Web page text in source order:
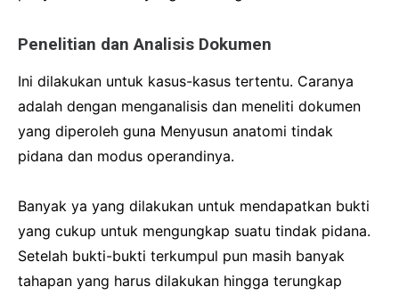
Penelitian dan Analisis Dokumen
Ini dilakukan untuk kasus-kasus tertentu. Caranya
adalah dengan menganalisis dan meneliti dokumen
yang diperoleh guna Menyusun anatomi tindak
pidana dan modus operandinya.
Banyak ya yang dilakukan untuk mendapatkan bukti
yang cukup untuk mengungkap suatu tindak pidana.
Setelah bukti-bukti terkumpul pun masih banyak
tahapan yang harus dilakukan hingga terungkap